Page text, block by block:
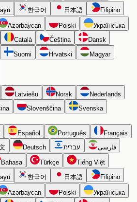
한국어 日本語 Filipino
Azərbaycan Polski
Українська
Català Čeština
Dansk
Suomi Hrvatski Magyar
Latviešu Norsk
Nederlands
Slovenščina Svenska
Español Português
Français
Deutsch עברית فارسی
Bahasa Türkçe
Tiếng Việt
한국어 日本語 Filipino
Azərbaycan Polski
Українська